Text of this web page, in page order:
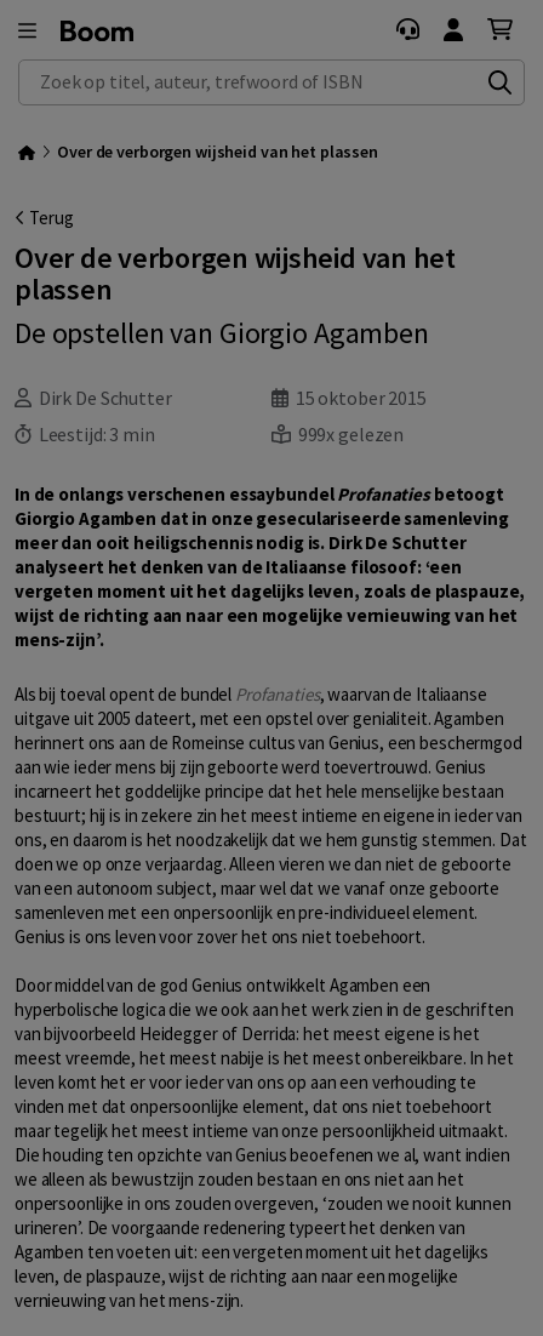
Zoek op titel, auteur, trefwoord of ISBN
Over de verborgen wijsheid van het plassen
Terug
Over de verborgen wijsheid van het
plassen
De opstellen van Giorgio Agamben
Dirk De Schutter
15 oktober 2015
Leestijd: 3 min 999x gelezen
In de onlangs verschenen essaybundelProfanatiesbetoogt
Giorgio Agamben dat in onze geseculariseerde samenleving
meer dan ooit heiligschennis nodig is. Dirk De Schutter
analyseert het denken van de Italiaanse filosoof: ‘een
vergeten moment uit het dagelijks leven, zoals de plaspauze,
wijst de richting aan naar een mogelijke vernieuwing van het
mens-zijn’.
Als bij toeval opent de bundel Profanaties, waarvan de Italiaanse
uitgave uit 2005 dateert, met een opstel over genialiteit. Agamben
herinnert ons aan de Romeinse cultus van Genius, een beschermgod
aan wie ieder mens bij zijn geboorte werd toevertrouwd. Genius
incarneert het goddelijke principe dat het hele menselijke bestaan
bestuurt; hij is in zekere zin het meest intieme en eigene in ieder van
ons, en daarom is het noodzakelijk dat we hem gunstig stemmen. Dat
doen we op onze verjaardag. Alleen vieren we dan niet de geboorte
van een autonoom subject, maar wel dat we vanaf onze geboorte
samenleven met een onpersoonlijk en pre-individueel element.
Genius is ons leven voor zover het ons niet toebehoort.
Door middel van de god Genius ontwikkelt Agamben een
hyperbolische logica die we ook aan het werk zien in de geschriften
van bijvoorbeeld Heidegger of Derrida: het meest eigene is het
meest vreemde, het meest nabije is het meest onbereikbare. In het
leven komt het er voor ieder van ons op aan een verhouding te
vinden met dat onpersoonlijke element, dat ons niet toebehoort
maar tegelijk het meest intieme van onze persoonlijkheid uitmaakt.
Die houding ten opzichte van Genius beoefenen we al, want indien
we alleen als bewustzijn zouden bestaan en ons niet aan het
onpersoonlijke in ons zouden overgeven, ‘zouden we nooit kunnen
urineren’. De voorgaande redenering typeert het denken van
Agamben ten voeten uit: een vergeten moment uit het dagelijks
leven, de plaspauze, wijst de richting aan naar een mogelijke
vernieuwing van het mens-zijn.